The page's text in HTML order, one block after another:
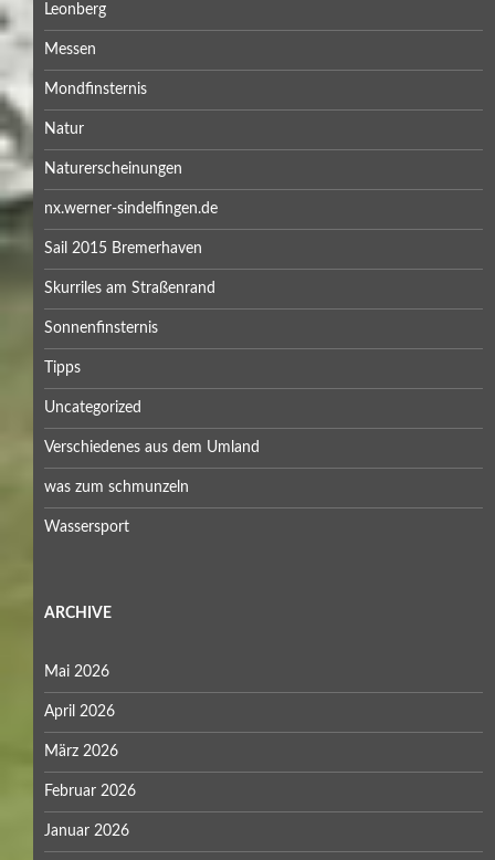
Leonberg
Messen
Mondfinsternis
Natur
Naturerscheinungen
nx.werner-sindelfingen.de
Sail 2015 Bremerhaven
Skurriles am Straßenrand
Sonnenfinsternis
Tipps
Uncategorized
Verschiedenes aus dem Umland
was zum schmunzeln
Wassersport
ARCHIVE
Mai 2026
April 2026
März 2026
Februar 2026
Januar 2026